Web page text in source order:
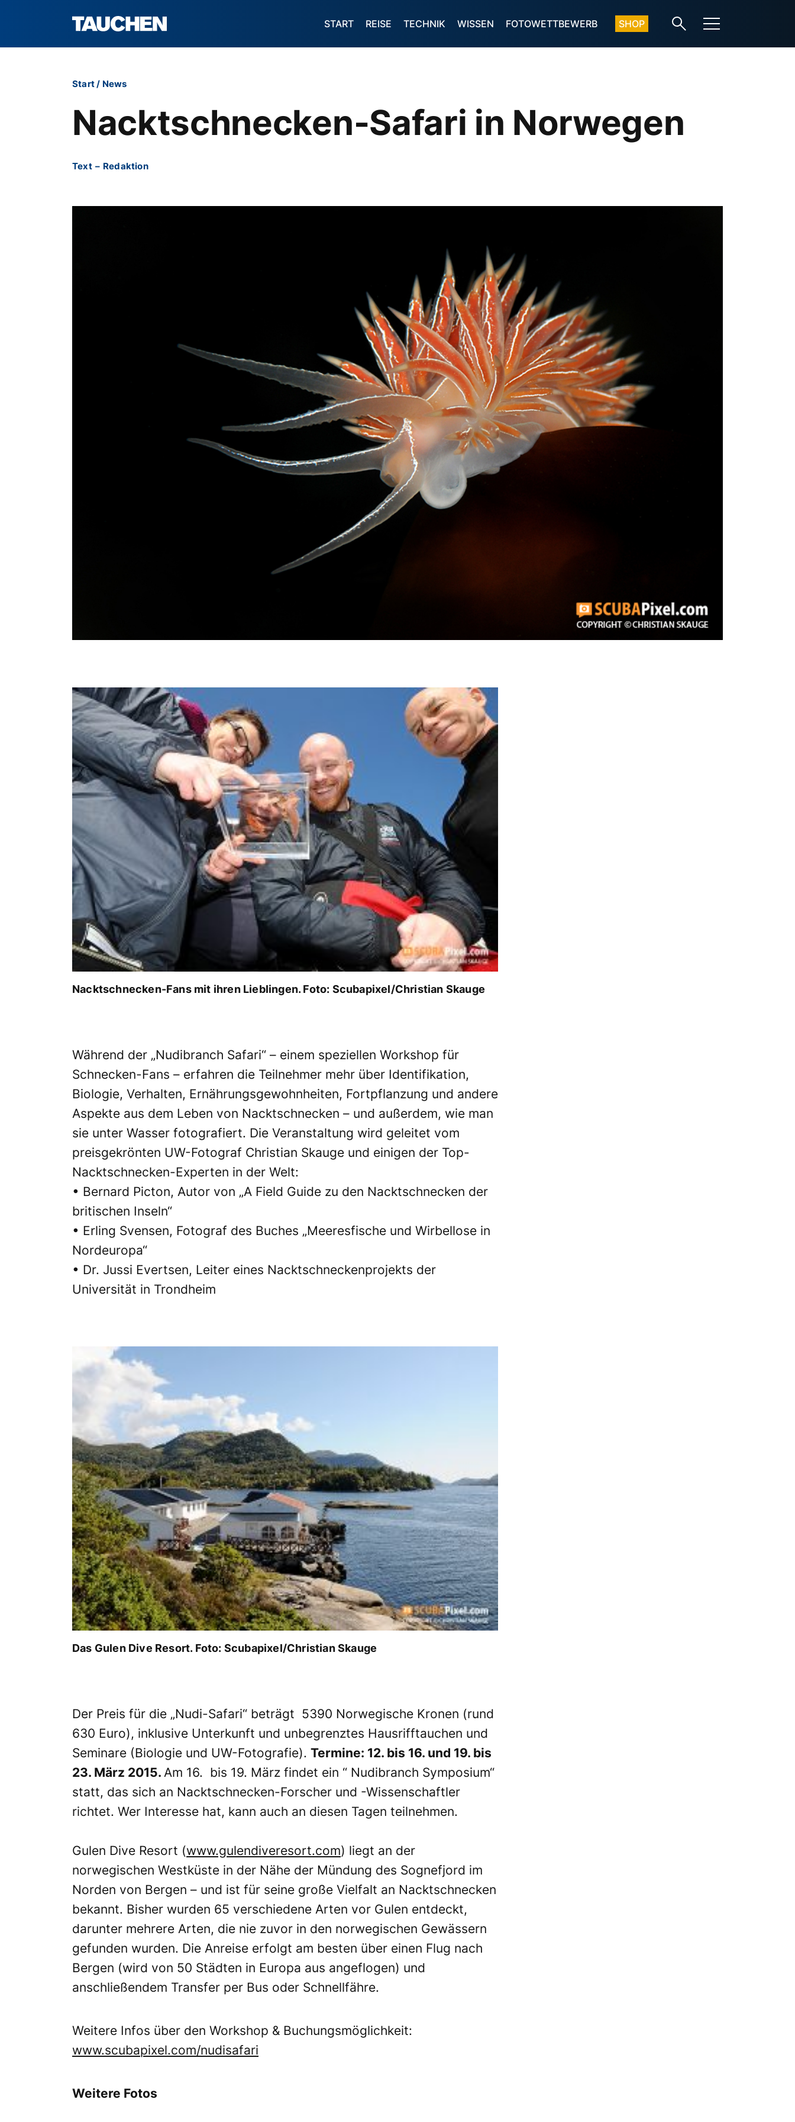
START REISE TECHNIK WISSEN FOTOWETTBEWERB SHOP
Start/ News
Nacktschnecken-Safari in Norwegen
Text – Redaktion
Nacktschnecken-Fans mit ihren Lieblingen. Foto: Scubapixel/Christian Skauge
Während der „Nudibranch Safari“ – einem speziellen Workshop für
Schnecken-Fans – erfahren die Teilnehmer mehr über Identifikation,
Biologie, Verhalten, Ernährungsgewohnheiten, Fortpflanzung und andere
Aspekte aus dem Leben von Nacktschnecken – und außerdem, wie man
sie unter Wasser fotografiert. Die Veranstaltung wird geleitet vom
preisgekrönten UW-Fotograf Christian Skauge und einigen der Top-
Nacktschnecken-Experten in der Welt:
• Bernard Picton, Autor von „A Field Guide zu den Nacktschnecken der
britischen Inseln“
• Erling Svensen, Fotograf des Buches „Meeresfische und Wirbellose in
Nordeuropa“
• Dr. Jussi Evertsen, Leiter eines Nacktschneckenprojekts der
Universität in Trondheim
Das Gulen Dive Resort. Foto: Scubapixel/Christian Skauge
Der Preis für die „Nudi-Safari“ beträgt 5390 Norwegische Kronen (rund
630 Euro), inklusive Unterkunft und unbegrenztes Hausrifftauchen und
Seminare (Biologie und UW-Fotografie). Termine: 12. bis 16. und 19. bis
23. März 2015. Am 16. bis 19. März findet ein “ Nudibranch Symposium“
statt, das sich an Nacktschnecken-Forscher und -Wissenschaftler
richtet. Wer Interesse hat, kann auch an diesen Tagen teilnehmen.
Gulen Dive Resort (www.gulendiveresort.com) liegt an der
norwegischen Westküste in der Nähe der Mündung des Sognefjord im
Norden von Bergen – und ist für seine große Vielfalt an Nacktschnecken
bekannt. Bisher wurden 65 verschiedene Arten vor Gulen entdeckt,
darunter mehrere Arten, die nie zuvor in den norwegischen Gewässern
gefunden wurden. Die Anreise erfolgt am besten über einen Flug nach
Bergen (wird von 50 Städten in Europa aus angeflogen) und
anschließendem Transfer per Bus oder Schnellfähre.
Weitere Infos über den Workshop & Buchungsmöglichkeit:
www.scubapixel.com/nudisafari
Weitere Fotos